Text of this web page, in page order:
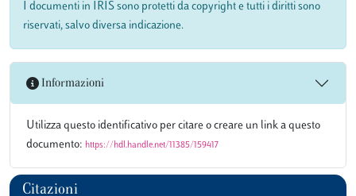
I documenti in IRIS sono protetti da copyright e tutti i diritti sono
riservati, salvo diversa indicazione.
Informazioni
Utilizza questo identificativo per citare o creare un link a questo
documento: https://hdl.handle.net/11385/159417
Citazioni